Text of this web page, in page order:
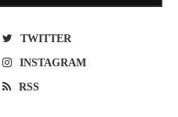
TWITTER
INSTAGRAM
RSS